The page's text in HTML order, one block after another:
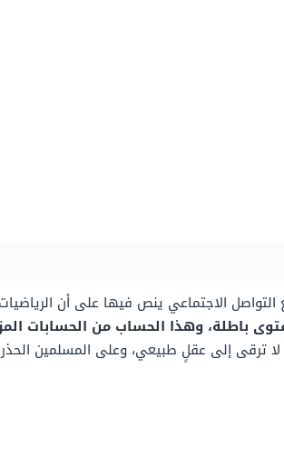
التواصل الاجتماعي ينص فيها على أن
باطلة، وهذا الحساب من الحسابات
ترقى إلى عقلٍ طبيعي، وعلى المسلمين